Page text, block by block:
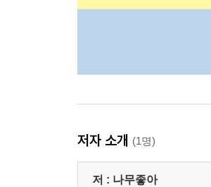
저자 소개 (1명)
저 : 나무좋아